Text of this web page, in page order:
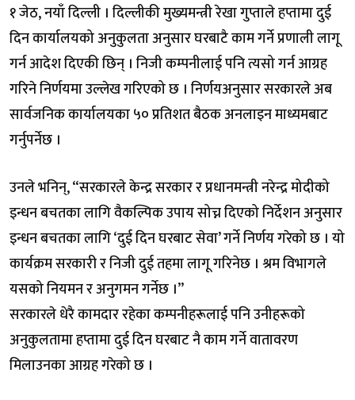
१ जेठ, नयाँ दिल्ली । दिल्लीकी मुख्यमन्त्री रेखा गुप्ताले हप्तामा दुई
दिन कार्यालयको अनुकुलता अनुसार घरबाटै काम गर्ने प्रणाली लागू
गर्न आदेश दिएकी छिन् । निजी कम्पनीलाई पनि त्यसो गर्न आग्रह
गरिने निर्णयमा उल्लेख गरिएको छ । निर्णयअनुसार सरकारले अब
सार्वजनिक कार्यालयका ५० प्रतिशत बैठक अनलाइन माध्यमबाट
गर्नुपर्नेछ ।
उनले भनिन्, “सरकारले केन्द्र सरकार र प्रधानमन्त्री नरेन्द्र मोदीको
इन्धन बचतका लागि वैकल्पिक उपाय सोच्न दिएको निर्देशन अनुसार
इन्धन बचतका लागि ‘दुई दिन घरबाट सेवा’ गर्ने निर्णय गरेको छ । यो
कार्यक्रम सरकारी र निजी दुई तहमा लागू गरिनेछ । श्रम विभागले
यसको नियमन र अनुगमन गर्नेछ ।”
सरकारले धेरै कामदार रहेका कम्पनीहरूलाई पनि उनीहरूको
अनुकुलतामा हप्तामा दुई दिन घरबाट नै काम गर्ने वातावरण
मिलाउनका आग्रह गरेको छ ।